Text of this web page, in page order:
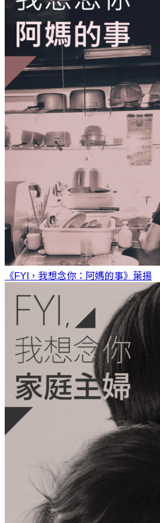
《FYI，我想念你：阿媽的事》 葉揚